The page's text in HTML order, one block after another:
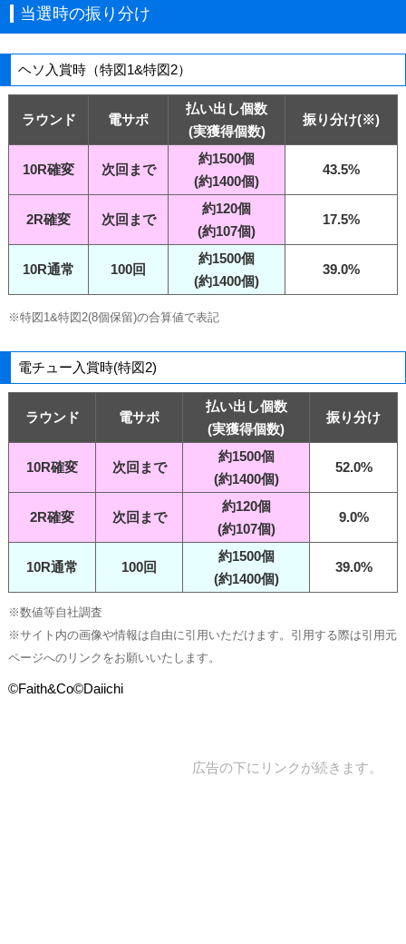
当選時の振り分け
ヘソ入賞時（特図1&特図2）
ラウンド 電サポ
払い出し個数
(実獲得個数)
振り分け(※)
10R確変 次回まで
約1500個
(約1400個)
43.5%
2R確変 次回まで
約120個
(約107個)
17.5%
10R通常 100回
約1500個
(約1400個)
39.0%
※特図1&特図2(8個保留)の合算値で表記
電チュー入賞時(特図2)
ラウンド 電サポ
払い出し個数
(実獲得個数)
振り分け
10R確変 次回まで
約1500個
(約1400個)
52.0%
2R確変 次回まで
約120個
(約107個)
9.0%
10R通常 100回
約1500個
(約1400個)
39.0%
※数値等自社調査
※サイト内の画像や情報は自由に引用いただけます。引用する際は引用元
ページへのリンクをお願いいたします。
©Faith&Co©Daiichi
広告の下にリンクが続きます。